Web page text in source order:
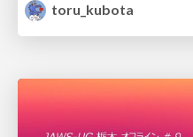
toru_kubota